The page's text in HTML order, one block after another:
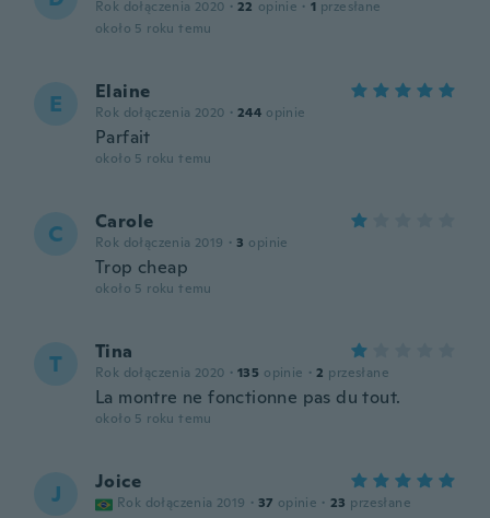
Rok dołączenia 2020 · 22 opinie · 1 przesłane
około 5 roku temu
E Elaine
Rok dołączenia 2020 · 244 opinie
Parfait
około 5 roku temu
C Carole
Rok dołączenia 2019 · 3 opinie
Trop cheap
około 5 roku temu
T Tina
Rok dołączenia 2020 · 135 opinie · 2 przesłane
La montre ne fonctionne pas du tout.
około 5 roku temu
J Joice
Rok dołączenia 2019 · 37 opinie · 23 przesłane